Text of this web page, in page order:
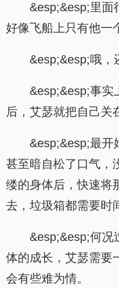
&esp;&esp;里面
好像飞船上只有他一
&esp;&esp;哦，
&esp;&esp;事实
后，艾瑟就把自己关
&esp;&esp;最开
甚至暗自松了口气，
缕的身体后，快速将
去，垃圾箱都需要时
&esp;&esp;何况
体的成长，艾瑟需要
会有些难为情。